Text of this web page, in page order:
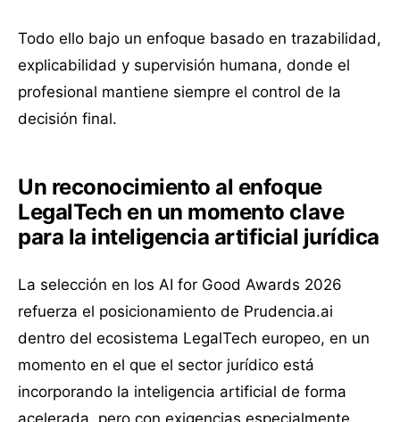
Todo ello bajo un enfoque basado en trazabilidad,
explicabilidad y supervisión humana, donde el
profesional mantiene siempre el control de la
decisión final.
Un reconocimiento al enfoque
LegalTech en un momento clave
para la inteligencia artificial jurídica
La selección en los AI for Good Awards 2026
refuerza el posicionamiento de Prudencia.ai
dentro del ecosistema LegalTech europeo, en un
momento en el que el sector jurídico está
incorporando la inteligencia artificial de forma
acelerada, pero con exigencias especialmente